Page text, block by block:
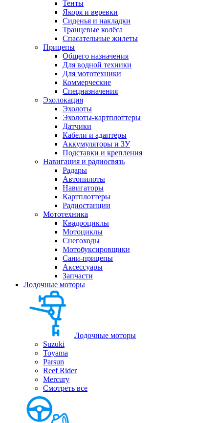
Тенты
Якоря и веревки
Сиденья и накладки
Транцевые колёса
Спасательные жилеты
Прицепы
Общего назначения
Для водной техники
Для мототехники
Коммерческие
Спецназначения
Эхолокация
Эхолоты
Эхолоты-картплоттеры
Датчики
Кабели и адаптеры
Аккумуляторы и ЗУ
Подставки и крепления
Навигация и радиосвязь
Радары
Автопилоты
Навигаторы
Картплоттеры
Радиостанции
Мототехника
Квадроциклы
Мотоциклы
Снегоходы
Мотобуксировщики
Сани-прицепы
Аксессуары
Запчасти
Лодочные моторы
Лодочные моторы
Suzuki
Toyama
Parsun
Reef Rider
Mercury
Смотреть все